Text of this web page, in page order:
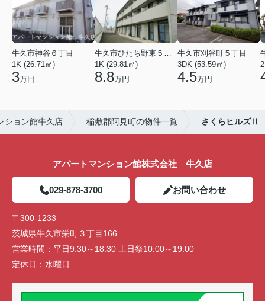
牛久市神谷６丁目
1K (26.71㎡)
3万円
牛久市ひたち野東５丁目
1K (29.81㎡)
8.8万円
牛久市刈谷町５丁目
3DK (53.59㎡)
4.5万円
ション館牛久店 稲敷郡阿見町の物件一覧 さくらヒルズⅡ
アパートマンション館株式会社 牛久店
029-878-3700 お問い合わせ
〒300-1233
茨城県牛久市栄町３丁目166
営業時間： 平日9:30～18:30 土日祭10:00～19:00
定休日： 水曜日